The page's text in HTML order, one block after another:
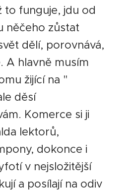
to funguje, jdu od
něčeho zůstat
dělí, porovnává,
A hlavně musím
žijící na "
děsí
Komerce si ji
lektorů,
dokonce i
v nejsložitější
a posílají na odiv